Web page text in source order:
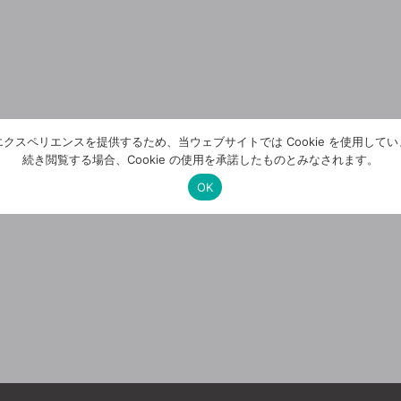
クスペリエンスを提供するため、当ウェブサイトでは Cookie を使用してい
続き閲覧する場合、Cookie の使用を承諾したものとみなされます。
OK